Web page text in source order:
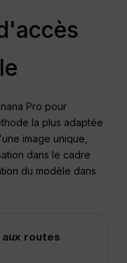
Pro pour
la plus adaptée
image unique,
dans le cadre
du modèle dans
routes